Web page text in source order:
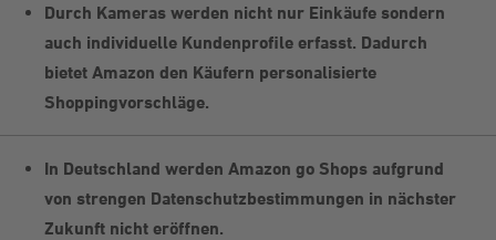
Durch Kameras werden nicht nur Einkäufe sondern
auch individuelle Kundenprofile erfasst. Dadurch
bietet Amazon den Käufern personalisierte
Shoppingvorschläge.
In Deutschland werden Amazon go Shops aufgrund
von strengen Datenschutzbestimmungen in nächster
Zukunft nicht eröffnen.